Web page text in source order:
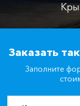
Заказать
Заполните